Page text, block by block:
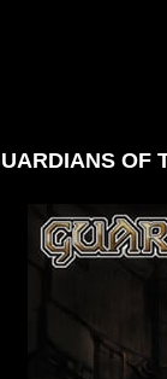
OF